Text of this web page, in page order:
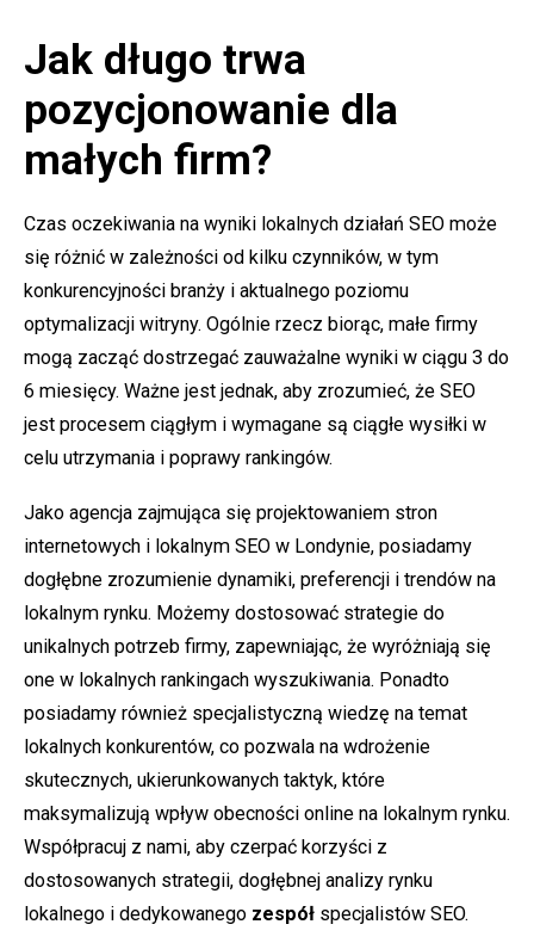
Jak długo trwa
pozycjonowanie dla
małych firm?
Czas oczekiwania na wyniki lokalnych działań SEO może
się różnić w zależności od kilku czynników, w tym
konkurencyjności branży i aktualnego poziomu
optymalizacji witryny. Ogólnie rzecz biorąc, małe firmy
mogą zacząć dostrzegać zauważalne wyniki w ciągu 3 do
6 miesięcy. Ważne jest jednak, aby zrozumieć, że SEO
jest procesem ciągłym i wymagane są ciągłe wysiłki w
celu utrzymania i poprawy rankingów.
Jako agencja zajmująca się projektowaniem stron
internetowych i lokalnym SEO w Londynie, posiadamy
dogłębne zrozumienie dynamiki, preferencji i trendów na
lokalnym rynku. Możemy dostosować strategie do
unikalnych potrzeb firmy, zapewniając, że wyróżniają się
one w lokalnych rankingach wyszukiwania. Ponadto
posiadamy również specjalistyczną wiedzę na temat
lokalnych konkurentów, co pozwala na wdrożenie
skutecznych, ukierunkowanych taktyk, które
maksymalizują wpływ obecności online na lokalnym rynku.
Współpracuj z nami, aby czerpać korzyści z
dostosowanych strategii, dogłębnej analizy rynku
lokalnego i dedykowanego zespół specjalistów SEO.